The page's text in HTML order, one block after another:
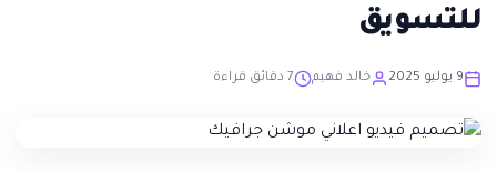
للتسويق
9 يوليو 2025 خالد فهيم 7 دقائق قراءة